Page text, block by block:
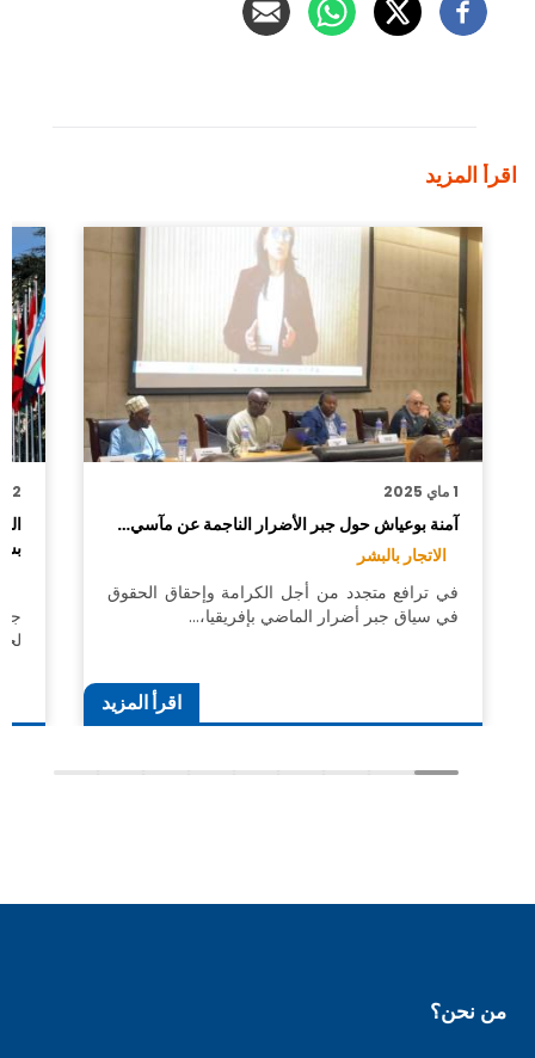
اقرأ المزيد
1 ماي 2025
آمنة بوعياش حول جبر الأضرار الناجمة عن مآسي…
الاتجار بالبشر
في ترافع متجدد من أجل الكرامة وإحقاق الحقوق
في سياق جبر أضرار الماضي بإفريقيا،…
اقرأ المزيد
12 مارس 2025
من نحن؟